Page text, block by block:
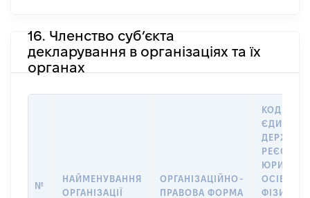
16. Членство суб’єкта
декларування в організаціях та їх
органах
№
НАЙМЕНУВАННЯ
ОРГАНІЗАЦІЇ
ОРГАНІЗАЦІЙНО-
ПРАВОВА ФОРМА
КОД В
РЕЄСТРІ
ОСІБ,